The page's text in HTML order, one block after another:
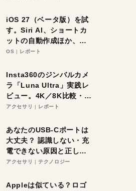
iOS 27（ベータ版）を試
す。Siri AI、ショートカ
ットの自動作成ほか、期
待大の便利機能5選。
る未来はすぐそこ！
OS レポート
Insta360のジンバルカメ
ラ「Luna Ultra」実践レ
ビュー。4K／8K比較・ズ
ーム・夜間撮影をチェッ
アクセサリ レポート
あなたのUSB-Cポートは
大丈夫？ 認識しない・充
電できない原因と正しい
対策
アクセサリ テクノロジー
Appleは似ている？ロゴ